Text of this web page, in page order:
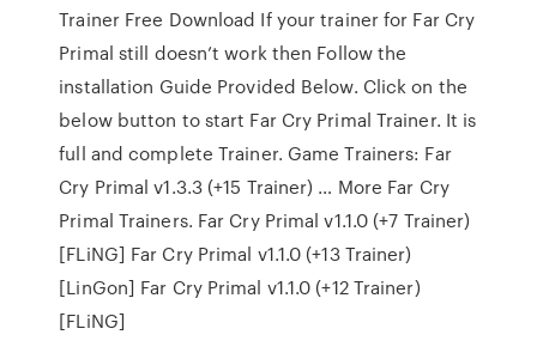
Trainer Free Download If your trainer for Far Cry
Primal still doesn’t work then Follow the
installation Guide Provided Below. Click on the
below button to start Far Cry Primal Trainer. It is
full and complete Trainer. Game Trainers: Far
Cry Primal v1.3.3 (+15 Trainer) … More Far Cry
Primal Trainers. Far Cry Primal v1.1.0 (+7 Trainer)
[FLiNG] Far Cry Primal v1.1.0 (+13 Trainer)
[LinGon] Far Cry Primal v1.1.0 (+12 Trainer)
[FLiNG]